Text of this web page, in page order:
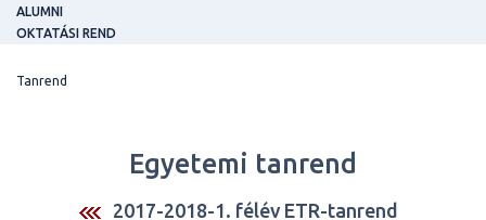
ALUMNI
OKTATÁSI REND
Tanrend
Egyetemi tanrend
2017-2018-1. félév ETR-tanrend